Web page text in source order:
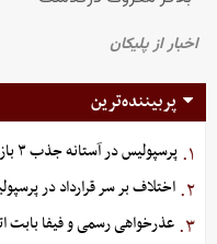
پربیننده‌ترین
۱. پرسپولیس در آستانه جذب ۳ بازیکن جدید
۲. اختلاف بر سر قرارداد در
۳. عذرخواهی رسمی و فیفا بابت